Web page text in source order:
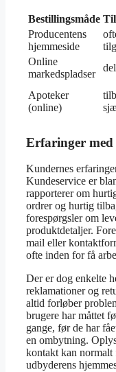
Bestillingsmåde
Producentens
hjemmeside
Online
markedspladser
Apoteker
(online)
Erfaringer med
Kundernes
Kundeservice er
rapporterer om
ordrer og hurtig
forespørgsler om
produktdetaljer.
mail eller
ofte inden for få
Der er dog enkelte
reklamationer og
altid forløber
brugere har måttet
gange, før de har
en ombytning.
kontakt kan normalt
udbyderens